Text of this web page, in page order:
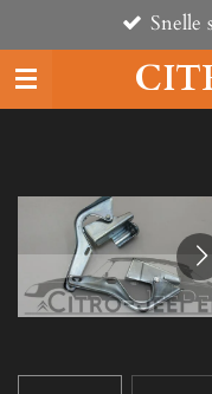
direct
naar
de
Snelle